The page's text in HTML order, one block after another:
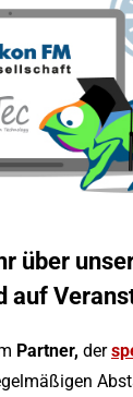
über
auf
Partner, der